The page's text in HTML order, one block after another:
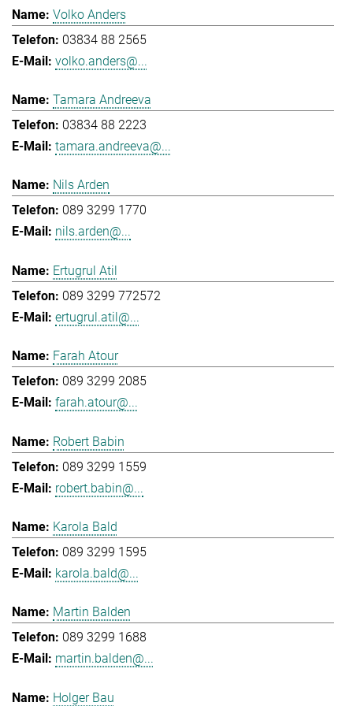
Volko Anders
03834 88 2565
volko.anders@...
Tamara Andreeva
03834 88 2223
tamara.andreeva@...
Nils Arden
089 3299 1770
nils.arden@...
Ertugrul Atil
089 3299 772572
ertugrul.atil@...
Farah Atour
089 3299 2085
farah.atour@...
Robert Babin
089 3299 1559
robert.babin@...
Karola Bald
089 3299 1595
karola.bald@...
Martin Balden
089 3299 1688
martin.balden@...
Holger Bau